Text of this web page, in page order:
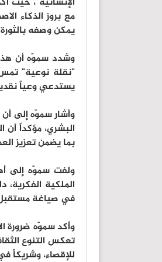
مع بروز الذكاء
يمكن وصفه
وشدد سموّه أن هذا
"نقلة نوعية" تمسّ
يستدعي وعياً
وأشار سموّه إلى
البشري، مؤكداً أن
بما يضمن تعزيز
ولفت سموّه إلى
الملكية الفكرية،
في صياغة مستقبل
وأكد سموّه ضرورة
تعكس التنوع
للإقصاء، وشريكاً